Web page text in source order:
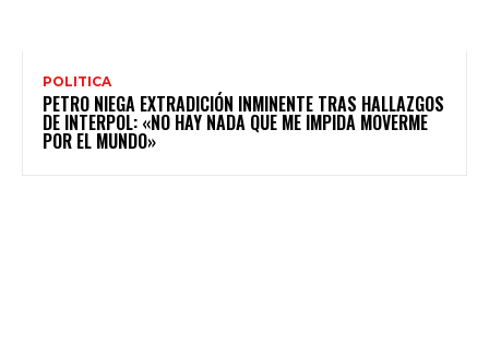
POLITICA
PETRO NIEGA EXTRADICIÓN INMINENTE TRAS HALLAZGOS
DE INTERPOL: «NO HAY NADA QUE ME IMPIDA MOVERME
POR EL MUNDO»